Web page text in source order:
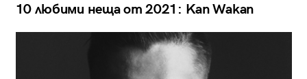
10 любими неща от 2021: Kan Wakan